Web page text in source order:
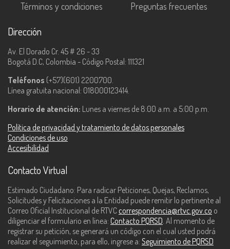
Términos y condiciones
Preguntas frecuentes
Dirección
Av. El Dorado Cr. 45 # 26 - 33
Bogotá D.C, Colombia - Código Postal: 111321
Teléfonos (+57)(601) 2200700.
Línea gratuita nacional: 018000123414.
Horario de atención: Lunes a viernes de 8:00 a.m. a 5:00 p.m.
Política de privacidad y tratamiento de datos personales
Condiciones de uso
Accesibilidad
Contacto Virtual
Estimado Ciudadano: Para radicar Peticiones, Quejas, Reclamos,
Solicitudes y Felicitaciones a la Entidad puede remitir lo pertinente al
Correo Oficial Institucional de RTVC correspondencia@rtvc.gov.co o
diligenciar el formulario en línea: Contacto PQRSD. Al momento de
registrar su petición, se generará un código con el cual usted podrá
realizar el seguimiento, para ello, ingrese a: Seguimiento de PQRSD